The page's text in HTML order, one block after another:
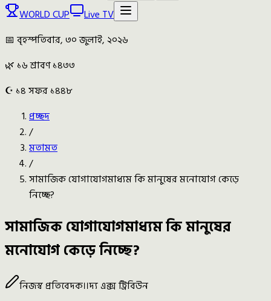
WORLD CUP
Live TV
📅 বৃহস্পতিবার, ৩০ জুলাই, ২০২৬
🌿 ১৬ শ্রাবণ ১৪৩৩
☪️ ১৪ সফর ১৪৪৮
প্রচ্ছদ
/
মতামত
/
সামাজিক যোগাযোগমাধ্যম কি মানুষের মনোযোগ কেড়ে
নিচ্ছে?
সামাজিক যোগাযোগমাধ্যম কি মানুষের
মনোযোগ কেড়ে নিচ্ছে?
নিজস্ব প্রতিবেদক।।দ্য এক্স ট্রিবিউন